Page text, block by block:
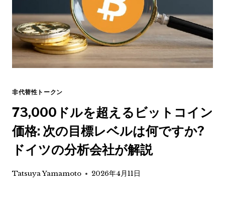
非代替性トークン
73,000ドルを超えるビットコイン
価格: 次の目標レベルは何ですか?
ドイツの分析会社が解説
Tatsuya Yamamoto 2026年4月11日